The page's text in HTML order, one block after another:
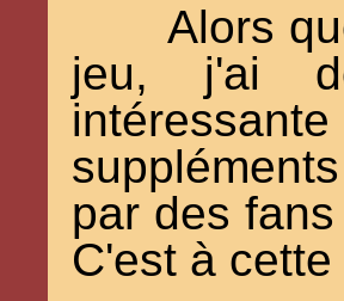
Alors
jeu, j'ai
par des
C'est à